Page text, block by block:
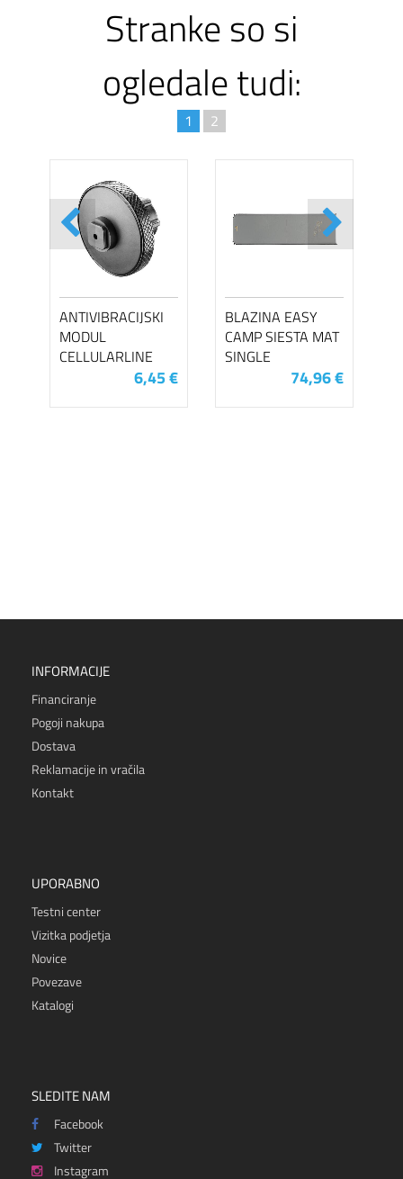
Stranke so si
ogledale tudi:
1 2
ANTIVIBRACIJSKI
MODUL
CELLULARLINE
6,45 €
BLAZINA EASY
CAMP SIESTA MAT
SINGLE
74,96 €
INFORMACIJE
Financiranje
Pogoji nakupa
Dostava
Reklamacije in vračila
Kontakt
UPORABNO
Testni center
Vizitka podjetja
Novice
Povezave
Katalogi
SLEDITE NAM
Facebook
Twitter
Instagram